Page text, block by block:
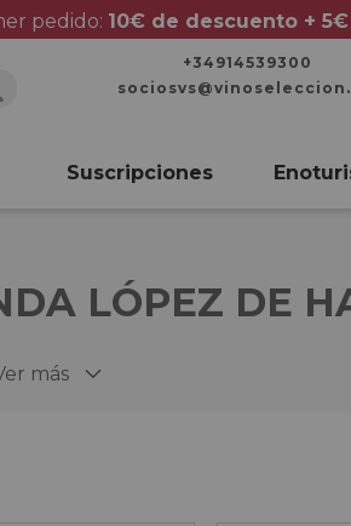
pedido: 10€ de descuento +
+34914539300
Suscripciones
LÓPEZ DE
más